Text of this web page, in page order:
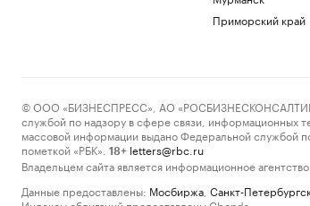
Приморский край
© ООО «БИЗНЕСПРЕСС», АО «РОСБИЗНЕСКОНСАЛТИНГ»,
службой по надзору в сфере связи, информационных
массовой информации выдано Федеральной службой
пометкой «РБК».
18+ letters@rbc.ru
Владельцем сайта является информационное агентство
Данные предоставлены: Мосбиржа Санкт-